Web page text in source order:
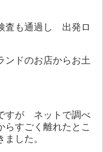
査も通過し 出発ロ
ドのお店からお土
すが ネットで調べ
すごく離れたとこ
した。